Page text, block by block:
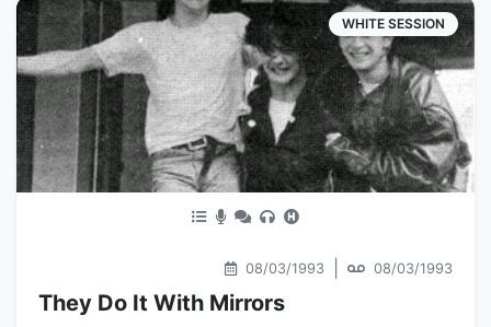
WHITE SESSION
08/03/1993 08/03/1993
They Do It With Mirrors